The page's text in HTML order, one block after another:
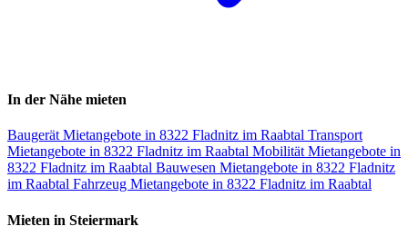
In der Nähe mieten
Baugerät Mietangebote in 8322 Fladnitz im Raabtal Transport
Mietangebote in 8322 Fladnitz im Raabtal Mobilität Mietangebote in
8322 Fladnitz im Raabtal Bauwesen Mietangebote in 8322 Fladnitz
im Raabtal Fahrzeug Mietangebote in 8322 Fladnitz im Raabtal
Mieten in Steiermark